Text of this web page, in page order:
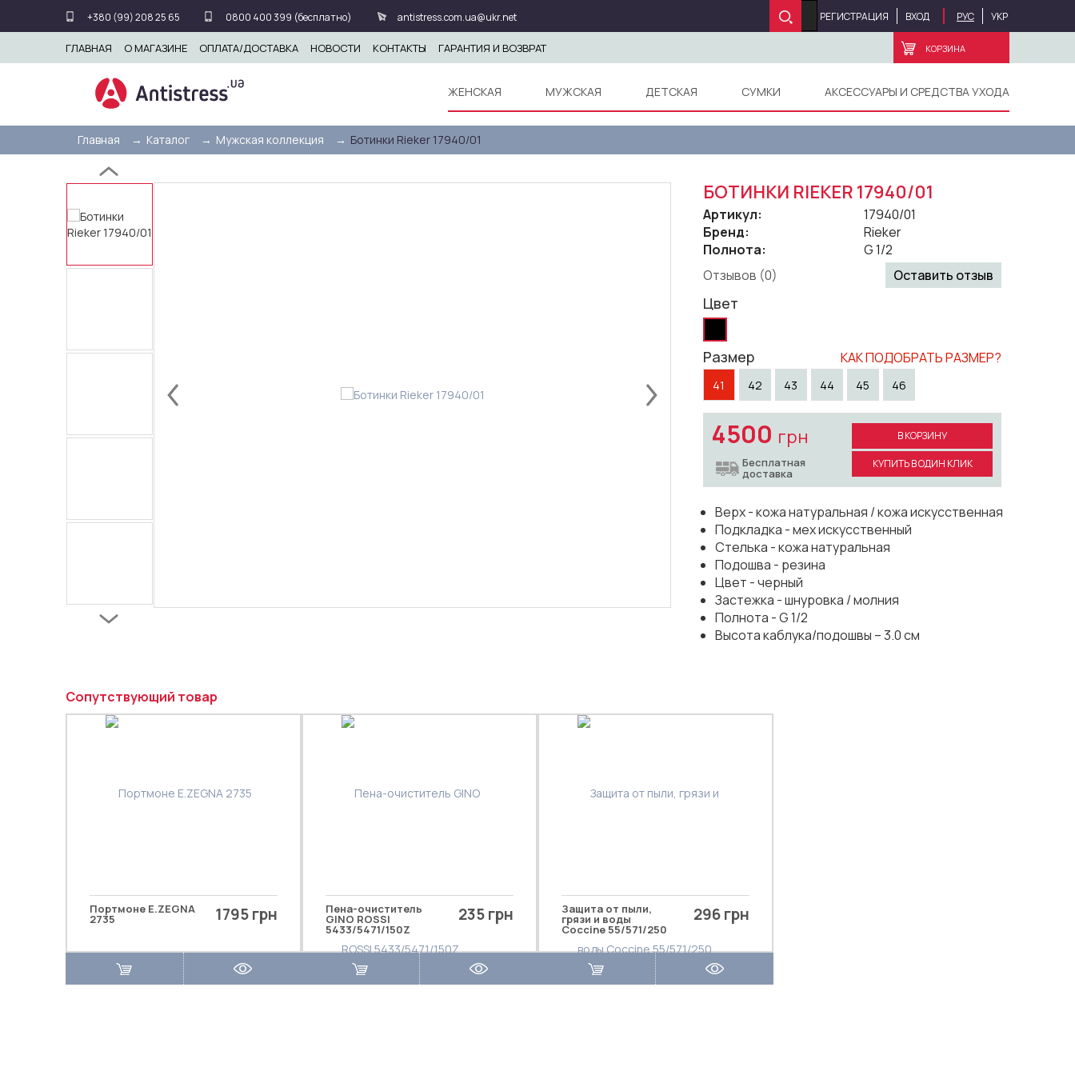
+380 (99) 208 25 65 0800 400 399 (бесплатно) antistress.com.ua@ukr.net РУС УКР
РЕГИСТРАЦИЯ ВХОД
ГЛАВНАЯ О МАГАЗИНЕ ОПЛАТА/ДОСТАВКА НОВОСТИ КОНТАКТЫ ГАРАНТИЯ И ВОЗВРАТ КОРЗИНА
ЖЕНСКАЯ МУЖСКАЯ ДЕТСКАЯ СУМКИ АКСЕССУАРЫ И СРЕДСТВА УХОДА
Главная Каталог Мужская коллекция Ботинки Rieker 17940/01
БОТИНКИ RIEKER 17940/01
Артикул:
17940/01
Бренд:
Rieker
Полнота:
G 1/2
Отзывов (0)
Оставить отзыв
Цвет
Размер КАК ПОДОБРАТЬ РАЗМЕР?
41 42 43 44 45 46
4500 грн
Бесплатная
доставка
В КОРЗИНУ
КУПИТЬ В ОДИН КЛИК
Верх - кожа натуральная / кожа искусственная
Подкладка - мех искусственный
Стелька - кожа натуральная
Подошва - резина
Цвет - черный
Застежка - шнуровка / молния
Полнота - G 1/2
Высота каблука/подошвы – 3.0 см
Сопутствующий товар
Портмоне E.ZEGNA
2735 1795 грн Пена-очиститель
GINO ROSSI
5433/5471/150Z
235 грн Защита от пыли,
грязи и воды
Coccine 55/571/250
296 грн